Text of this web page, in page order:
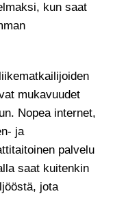
kun saat
mukavuudet
Nopea internet,
ja
palvelu
saat kuitenkin
jota